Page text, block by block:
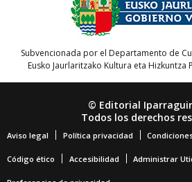
Subvencionada por el Departamento de
Eusko Jaurlaritzako Kultura eta Hizkuntza
© Editorial
Todos los derechos
Aviso legal Política privacidad
Código ético Accesibilidad Administrar